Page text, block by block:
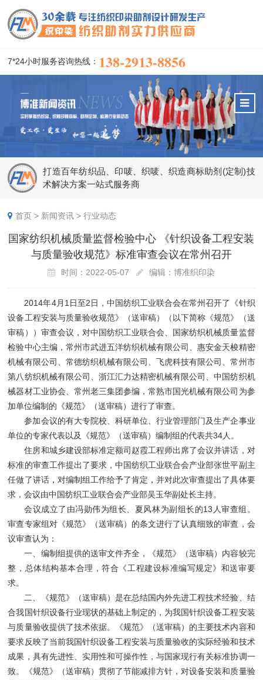
7*24小时服务咨询热线： 138-2913-8856
打造百年纺织品、印唛、织唛、织造商标助剂(定制)技
术解决方案一站式服务商
首页 > 新闻资讯 >行业动态
国家纺织机械质量监督检验中心 《针织设备工程安装
与质量验收规范》标准审查会议在常州召开
时间：2022-05-07 编辑：博准织印染
2014年4月1日至2日，中国纺织工业联合会在常州召开了《针织
设备工程安装与质量验收规范》（送审稿）（以下简称《规范》（送
审稿））审查会议，对中国纺织工业联合会、国家纺织机械质量监督
检验中心主编，常州市武进五洋纺织机械有限公司、惠安金天梭精密
机械有限公司、常德纺织机械有限公司、飞虎科技有限公司、常州市
第八纺织机械有限公司、浙江汇力达精密机械有限公司、中国纺织机
械器材工业协会、常州老三集团参编，常熟市国光机械有限公司为参
加单位编制的《规范》（送审稿）进行了审查。
参加会议的有大专院校、科研单位、行业管理部门及生产企事业
单位的专家代表以及《规范》（送审稿）编制组的代表共34人。
住房和城乡建设部标准定额司赵霞工程师出席了会议并讲话，对
标准的审查工作提出了要求，中国纺织工业联合会产业部张世平副主
任做了讲话，对编制组工作给予了肯定，并对此次审查提出了具体要
求，会议由中国纺织工业联合会产业部吴玉华副处长主持。
会议成立了由冯勋伟为组长、夏风林为副组长的13人审查组。
审查专家组对《规范》（送审稿）的条文进行了认真细致的审查，会
议审查认为：
一、编制组提供的送审文件齐全，《规范》（送审稿）内容较完
整，总体结构基本合理，符合《工程建设标准编写规定》和送审要
求。
二、《规范》（送审稿）是在总结国内外先进工程技术经验、结
合我国针织设备行业现状的基础上制定的，为我国针织设备工程安装
与质量验收提供了技术依据。《规范》（送审稿）的主要技术内容和
要求反映了当前我国针织设备工程安装与质量验收的实际经验和技术
成果，具有先进性、实用性和可操作性，与国家现行有关标准协调一
致。《规范》（送审稿）贯彻了节能减排方针，对设备安装和质量验